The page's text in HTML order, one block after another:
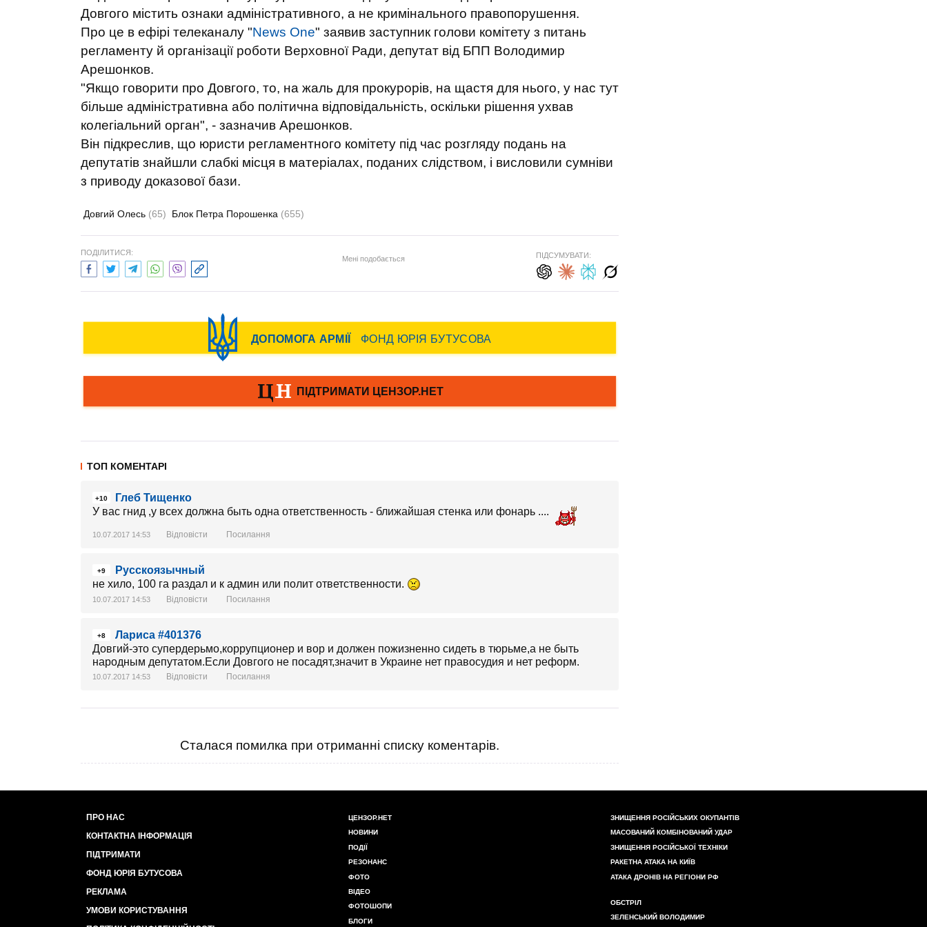
Довгого містить ознаки адміністративного, а не кримінального правопорушення.
Про це в ефірі телеканалу "News One" заявив заступник голови комітету з питань
регламенту й організації роботи Верховної Ради, депутат від БПП Володимир
Арешонков.
"Якщо говорити про Довгого, то, на жаль для прокурорів, на щастя для нього, у нас тут
більше адміністративна або політична відповідальність, оскільки рішення ухвав
колегіальний орган", - зазначив Арешонков.
Він підкреслив, що юристи регламентного комітету під час розгляду подань на
депутатів знайшли слабкі місця в матеріалах, поданих слідством, і висловили сумніви
з приводу доказової бази.
Довгий Олесь (65) Блок Петра Порошенка (655)
ПОДІЛИТИСЯ:
Мені подобається ПІДСУМУВАТИ:
ТОП КОМЕНТАРІ
+10
Глеб Тищенко
У вас гнид ,у всех должна быть одна ответственность - ближайшая стенка или фонарь ....
10.07.2017 14:53 Відповісти Посилання
+9
Русскоязычный
не хило, 100 га раздал и к админ или полит ответственности.
10.07.2017 14:53 Відповісти Посилання
+8
Лариса #401376
Довгий-это супердерьмо,коррупционер и вор и должен пожизненно сидеть в тюрьме,а не быть
народным депутатом.Если Довгого не посадят,значит в Украине нет правосудия и нет реформ.
10.07.2017 14:53 Відповісти Посилання
Сталася помилка при отриманні списку коментарів.
ПРО НАС
КОНТАКТНА ІНФОРМАЦІЯ
ПІДТРИМАТИ
ФОНД ЮРІЯ БУТУСОВА
РЕКЛАМА
УМОВИ КОРИСТУВАННЯ
ЦЕНЗОР.НЕТ
НОВИНИ
ПОДІЇ
РЕЗОНАНС
ФОТО
ВІДЕО
ФОТОШОПИ
БЛОГИ
ЗНИЩЕННЯ РОСІЙСЬКИХ ОКУПАНТІВ
МАСОВАНИЙ КОМБІНОВАНИЙ УДАР
ЗНИЩЕННЯ РОСІЙСЬКОЇ ТЕХНІКИ
РАКЕТНА АТАКА НА КИЇВ
АТАКА ДРОНІВ НА РЕГІОНИ РФ
ОБСТРІЛ
ЗЕЛЕНСЬКИЙ ВОЛОДИМИР